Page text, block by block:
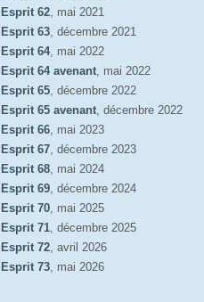
Esprit 62, mai 2021
Esprit 63, décembre 2021
Esprit 64, mai 2022
Esprit 64 avenant, mai 2022
Esprit 65, décembre 2022
Esprit 65 avenant, décembre 2022
Esprit 66, mai 2023
Esprit 67, décembre 2023
Esprit 68, mai 2024
Esprit 69, décembre 2024
Esprit 70, mai 2025
Esprit 71, décembre 2025
Esprit 72, avril 2026
Esprit 73, mai 2026